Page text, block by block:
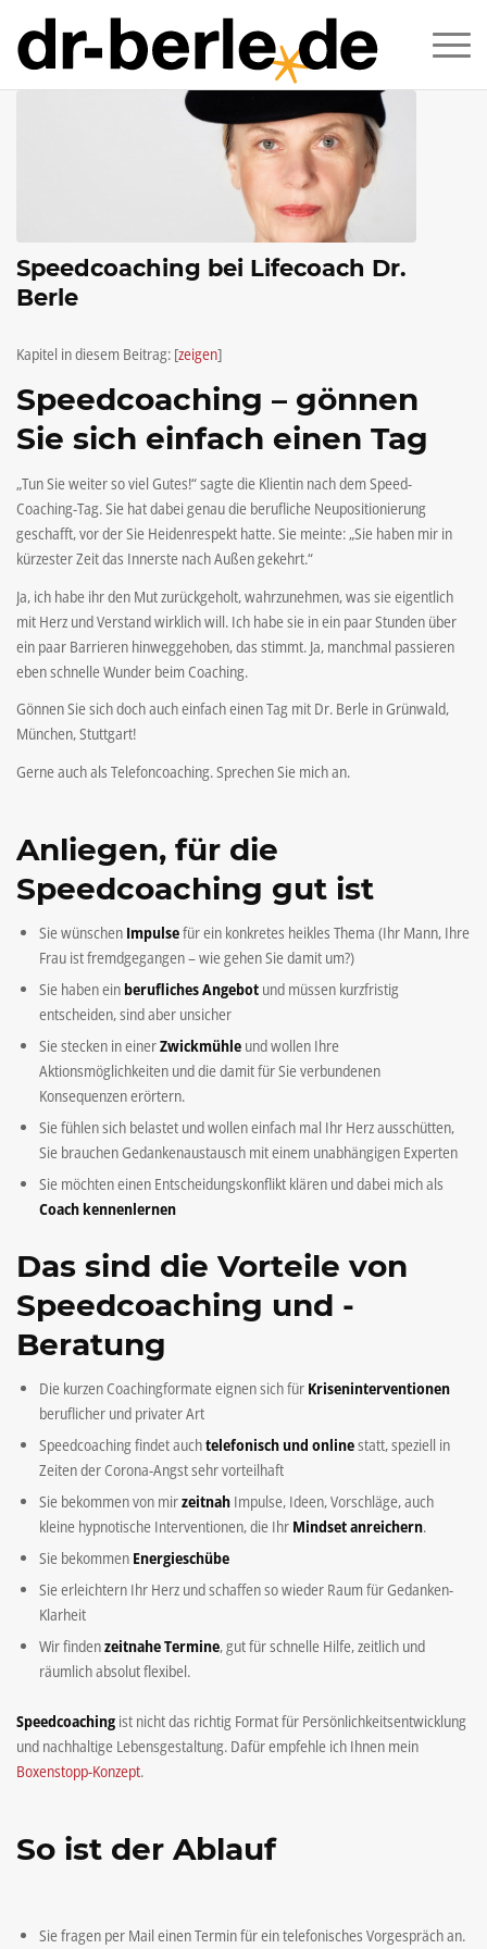
Speedcoaching bei Lifecoach Dr.
Berle
Kapitel in diesem Beitrag: [zeigen]
Speedcoaching – gönnen
Sie sich einfach einen Tag
„Tun Sie weiter so viel Gutes!“ sagte die Klientin nach dem Speed-
Coaching-Tag. Sie hat dabei genau die berufliche Neupositionierung
geschafft, vor der Sie Heidenrespekt hatte. Sie meinte: „Sie haben mir in
kürzester Zeit das Innerste nach Außen gekehrt.“
Ja, ich habe ihr den Mut zurückgeholt, wahrzunehmen, was sie eigentlich
mit Herz und Verstand wirklich will. Ich habe sie in ein paar Stunden über
ein paar Barrieren hinweggehoben, das stimmt. Ja, manchmal passieren
eben schnelle Wunder beim Coaching.
Gönnen Sie sich doch auch einfach einen Tag mit Dr. Berle in Grünwald,
München, Stuttgart!
Gerne auch als Telefoncoaching. Sprechen Sie mich an.
Anliegen, für die
Speedcoaching gut ist
Sie wünschen Impulsefür ein konkretes heikles Thema (Ihr Mann, Ihre
Frau ist fremdgegangen – wie gehen Sie damit um?)
Sie haben ein berufliches Angebot und müssen kurzfristig
entscheiden, sind aber unsicher
Sie stecken in einerZwickmühle und wollen Ihre
Aktionsmöglichkeiten und die damit für Sie verbundenen
Konsequenzen erörtern.
Sie fühlen sich belastet und wollen einfach mal Ihr Herz ausschütten,
Sie brauchen Gedankenaustausch mit einem unabhängigen Experten
Sie möchten einen Entscheidungskonflikt klären und dabei mich als
Coach kennenlernen
Das sind die Vorteile von
Speedcoaching und -
Beratung
Die kurzen Coachingformate eignen sich für Kriseninterventionen
beruflicher und privater Art
Speedcoaching findet auchtelefonisch und onlinestatt, speziell in
Zeiten der Corona-Angst sehr vorteilhaft
Sie bekommen von mirzeitnah Impulse, Ideen, Vorschläge, auch
kleine hypnotische Interventionen, die Ihr Mindset anreichern.
Sie bekommen Energieschübe
Sie erleichtern Ihr Herz und schaffen so wieder Raum für Gedanken-
Klarheit
Wir findenzeitnahe Termine, gut für schnelle Hilfe, zeitlich und
räumlich absolut flexibel.
Speedcoaching ist nicht das richtig Format für Persönlichkeitsentwicklung
und nachhaltige Lebensgestaltung. Dafür empfehle ich Ihnen mein
Boxenstopp-Konzept.
So ist der Ablauf
Sie fragen per Mail einen Termin für ein telefonisches Vorgespräch an.